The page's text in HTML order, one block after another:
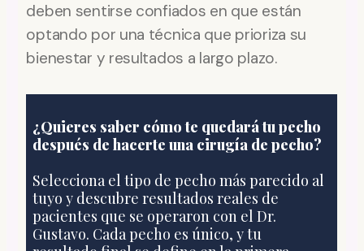
deben sentirse confiados en que están
optando por una técnica que prioriza su
bienestar y resultados a largo plazo.